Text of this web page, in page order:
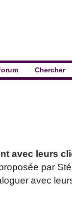
Chercher
avec leurs
par
avec